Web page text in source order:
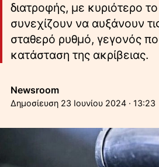
διατροφής, με κυριότερο το
συνεχίζουν να αυξάνουν
σταθερό ρυθμό, γεγονός
κατάσταση της ακρίβειας.
Newsroom
23 Ιουνίου 2024 · 13:23